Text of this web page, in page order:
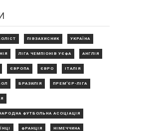
ПІВЗАХИСНИК УКРАЇНА
ЛІГА ЧЕМПІОНІВ УЄФА АНГЛІЯ
ЄВРОПА ЄВРО ІТАЛІЯ
БРАЗИЛІЯ ПРЕМ'ЄР-ЛІГА
ФУТБОЛЬНА АСОЦІАЦІЯ
ФРАНЦІЯ НІМЕЧЧИНА